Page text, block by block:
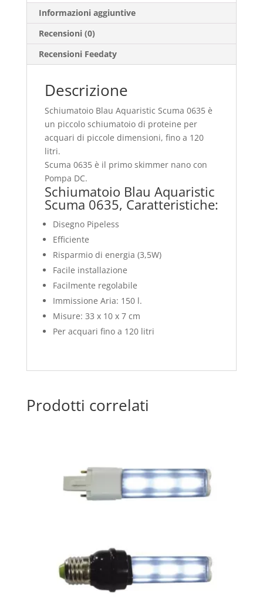
Informazioni aggiuntive
Recensioni (0)
Recensioni Feedaty
Descrizione
Schiumatoio Blau Aquaristic Scuma 0635 è
un piccolo schiumatoio di proteine per
acquari di piccole dimensioni, fino a 120
litri.
Scuma 0635 è il primo skimmer nano con
Pompa DC.
Schiumatoio Blau Aquaristic
Scuma 0635, Caratteristiche:
Disegno Pipeless
Efficiente
Risparmio di energia (3,5W)
Facile installazione
Facilmente regolabile
Immissione Aria: 150 l.
Misure: 33 x 10 x 7 cm
Per acquari fino a 120 litri
Prodotti correlati